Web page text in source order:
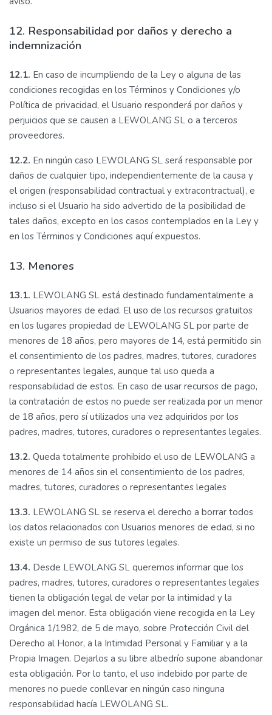
12. Responsabilidad por daños y derecho a
indemnización
12.1. En caso de incumpliendo de la Ley o alguna de las
condiciones recogidas en los Términos y Condiciones y/o
Política de privacidad, el Usuario responderá por daños y
perjuicios que se causen a LEWOLANG SL o a terceros
proveedores.
12.2. En ningún caso LEWOLANG SL será responsable por
daños de cualquier tipo, independientemente de la causa y
el origen (responsabilidad contractual y extracontractual), e
incluso si el Usuario ha sido advertido de la posibilidad de
tales daños, excepto en los casos contemplados en la Ley y
en los Términos y Condiciones aquí expuestos.
13. Menores
13.1. LEWOLANG SL está destinado fundamentalmente a
Usuarios mayores de edad. El uso de los recursos gratuitos
en los lugares propiedad de LEWOLANG SL por parte de
menores de 18 años, pero mayores de 14, está permitido sin
el consentimiento de los padres, madres, tutores, curadores
o representantes legales, aunque tal uso queda a
responsabilidad de estos. En caso de usar recursos de pago,
la contratación de estos no puede ser realizada por un menor
de 18 años, pero sí utilizados una vez adquiridos por los
padres, madres, tutores, curadores o representantes legales.
13.2. Queda totalmente prohibido el uso de LEWOLANG a
menores de 14 años sin el consentimiento de los padres,
madres, tutores, curadores o representantes legales
13.3. LEWOLANG SL se reserva el derecho a borrar todos
los datos relacionados con Usuarios menores de edad, si no
existe un permiso de sus tutores legales.
13.4. Desde LEWOLANG SL queremos informar que los
padres, madres, tutores, curadores o representantes legales
tienen la obligación legal de velar por la intimidad y la
imagen del menor. Esta obligación viene recogida en la Ley
Orgánica 1/1982, de 5 de mayo, sobre Protección Civil del
Derecho al Honor, a la Intimidad Personal y Familiar y a la
Propia Imagen. Dejarlos a su libre albedrío supone abandonar
esta obligación. Por lo tanto, el uso indebido por parte de
menores no puede conllevar en ningún caso ninguna
responsabilidad hacía LEWOLANG SL.